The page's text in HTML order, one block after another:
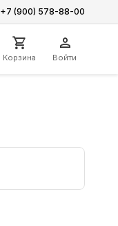
+7 (900) 578-88-00
Корзина Войти